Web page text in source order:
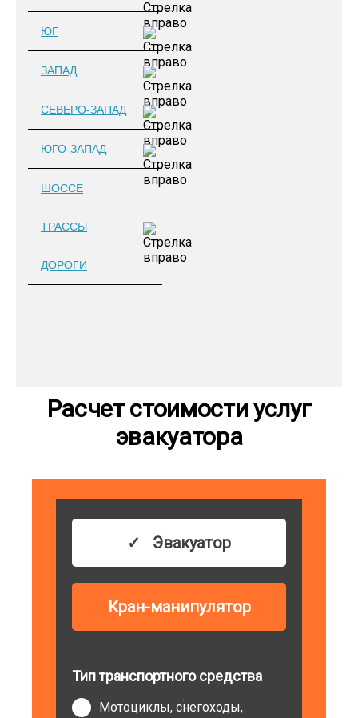
ЮГ
ЗАПАД
СЕВЕРО-ЗАПАД
ЮГО-ЗАПАД
ШОССЕ
ТРАССЫ
ДОРОГИ
Расчет стоимости услуг
эвакуатора
Эвакуатор
Кран-манипулятор
Тип транспортного средства
Мотоциклы, снегоходы,